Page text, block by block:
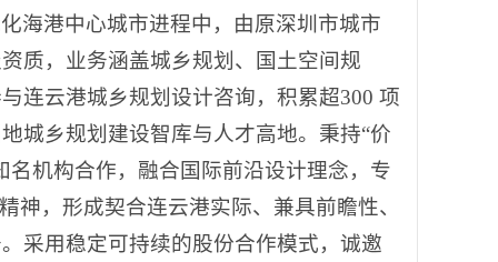
海港中心城市进程中，由原深圳市城市
质，业务涵盖城乡规划、国土空间规
连云港城乡规划设计咨询，积累超300 项
城乡规划建设智库与人才高地。秉持“价
机构合作，融合国际前沿设计理念，专
神，形成契合连云港实际、兼具前瞻性、
采用稳定可持续的股份合作模式，诚邀